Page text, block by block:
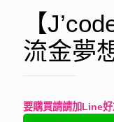
【
流金夢
要購買請請加Line